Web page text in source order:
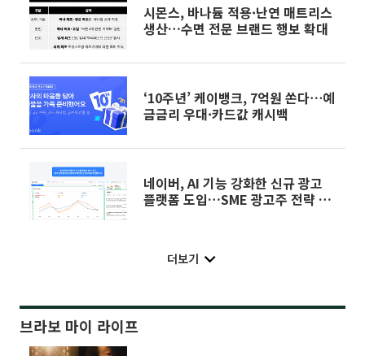
시몬스, 바나듐 적용·난연 매트리스
생산…수면 전문 브랜드 행보 확대
‘10주년’ 케이뱅크, 7억원 쏜다⋯예
금금리 우대·카드값 캐시백
네이버, AI 기능 강화한 신규 광고
플랫폼 도입…SME 광고주 전략 수
더보기
브라보 마이 라이프